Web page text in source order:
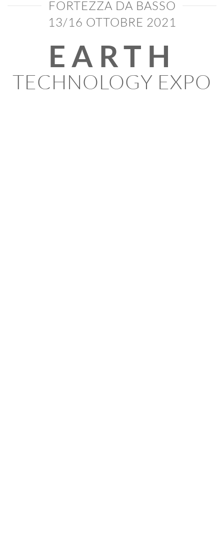
FORTEZZA DA BASSO
13/16 OTTOBRE 2021
EARTH
TECHNOLOGY EXPO